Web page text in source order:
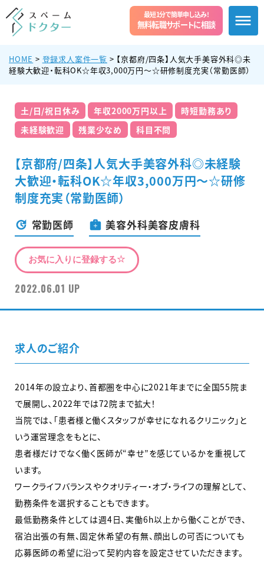
最短1分で簡単申し込み!
無料転職サポートに相談
HOME > 登録求人案件一覧 > 【京都府/四条】人気大手美容外科◎未
経験大歓迎・転科OK☆年収3,000万円〜☆研修制度充実（常勤医師）
土/日/祝日休み 年収2000万円以上
時短勤務あり
未経験歓迎
残業少なめ 科目不問
【京都府/四条】人気大手美容外科◎未経験
大歓迎・転科OK☆年収3,000万円〜☆研修
制度充実（常勤医師）
常勤医師 美容外科美容皮膚科
お気に入りに登録する
2022.06.01 UP
求人のご紹介
2014年の設立より、首都圏を中心に2021年までに全国55院ま
で展開し、2022年では72院まで拡大！
当院では、「患者様と働くスタッフが幸せになれるクリニック」と
いう運営理念をもとに、
患者様だけでなく働く医師が“幸せ”を感じているかを重視して
います。
ワークライフバランスやクオリティー・オブ・ライフの理解として、
勤務条件を選択することもできます。
最低勤務条件としては週4日、実働6h以上から働くことができ、
宿泊出張の有無、固定休希望の有無、顔出しの可否についても
応募医師の希望に沿って契約内容を設定させていただきます。